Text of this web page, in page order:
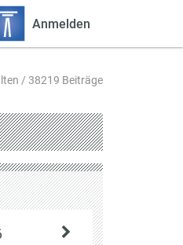
Anmelden
/ 38219 Beiträge